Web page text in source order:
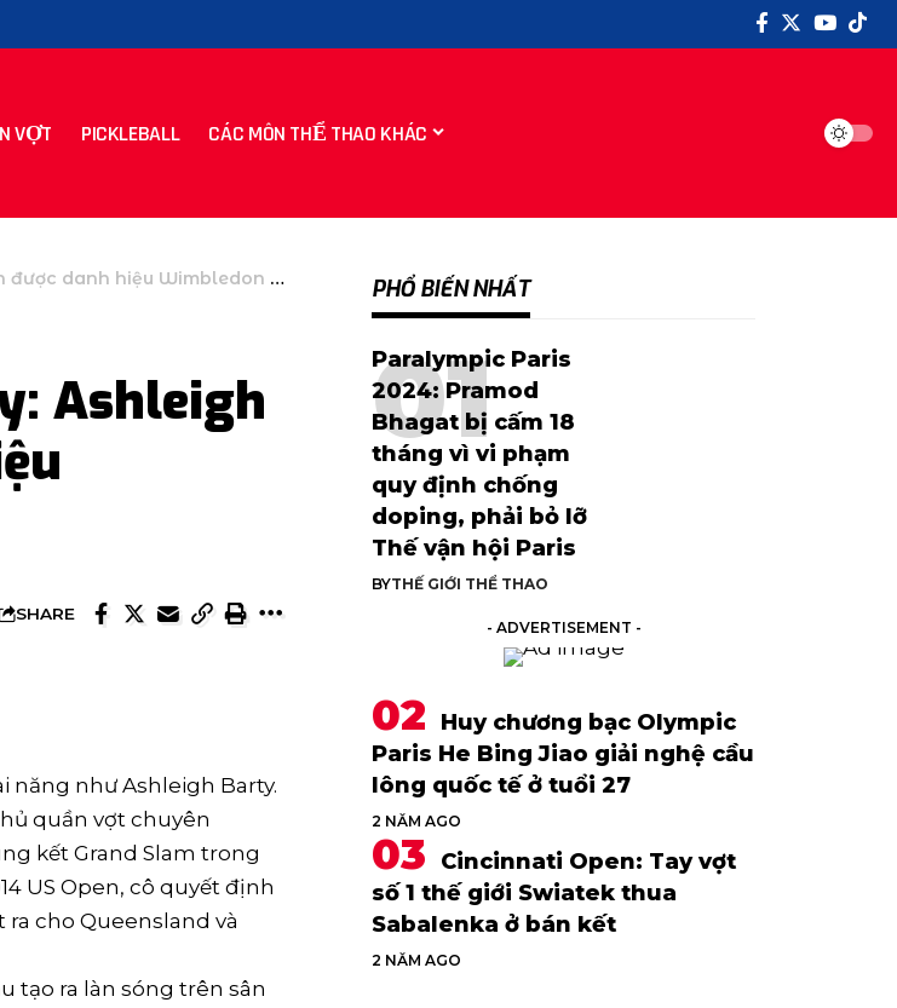
VỢT PICKLEBALL CÁC MÔN THỂ THAO KHÁC
danh hiệu Wimbledon 2021
Ashleigh
SHARE
năng như Ashleigh Barty.
quần vợt chuyên
kết Grand Slam trong
US Open, cô quyết định
cho Queensland và
tạo ra làn sóng trên sân
PHỔ BIẾN NHẤT
Paralympic Paris
2024: Pramod
Bhagat bị cấm 18
tháng vì vi phạm
quy định chống
doping, phải bỏ lỡ
Thế vận hội Paris
BYTHẾ GIỚI THỂ THAO
- ADVERTISEMENT -
Huy chương bạc Olympic
Paris He Bing Jiao giải nghệ cầu
lông quốc tế ở tuổi 27
2 NĂM AGO
Cincinnati Open: Tay vợt
số 1 thế giới Swiatek thua
Sabalenka ở bán kết
2 NĂM AGO